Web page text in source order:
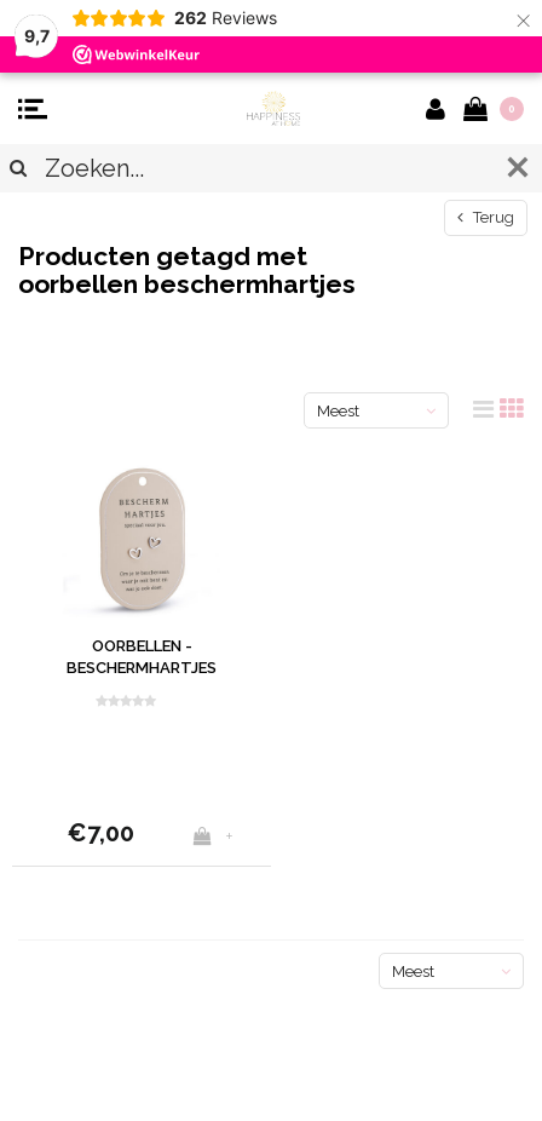
9,7
262 Reviews ×
0
Terug
Producten getagd met
oorbellen beschermhartjes
Meest
OORBELLEN -
BESCHERMHARTJES
€7,00 +
Meest